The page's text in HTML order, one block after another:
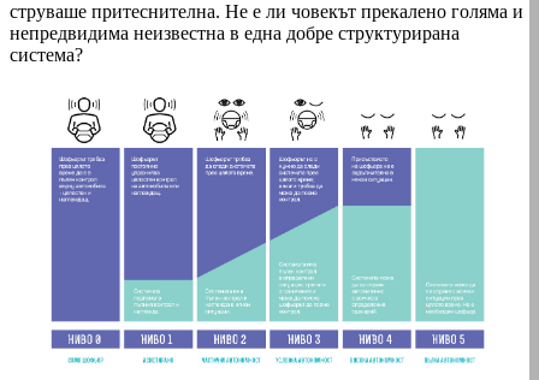
струваше притеснителна. Не е ли човекът прекалено голяма и
непредвидима неизвестна в една добре структурирана
система?